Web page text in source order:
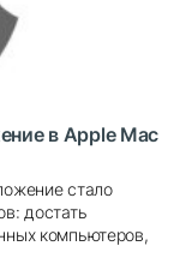
в Apple Mac
стало
достать
компьютеров,